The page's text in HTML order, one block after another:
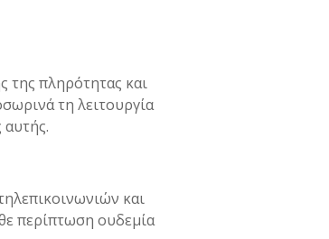
της πληρότητας και
τη λειτουργία
και
περίπτωση ουδεμία